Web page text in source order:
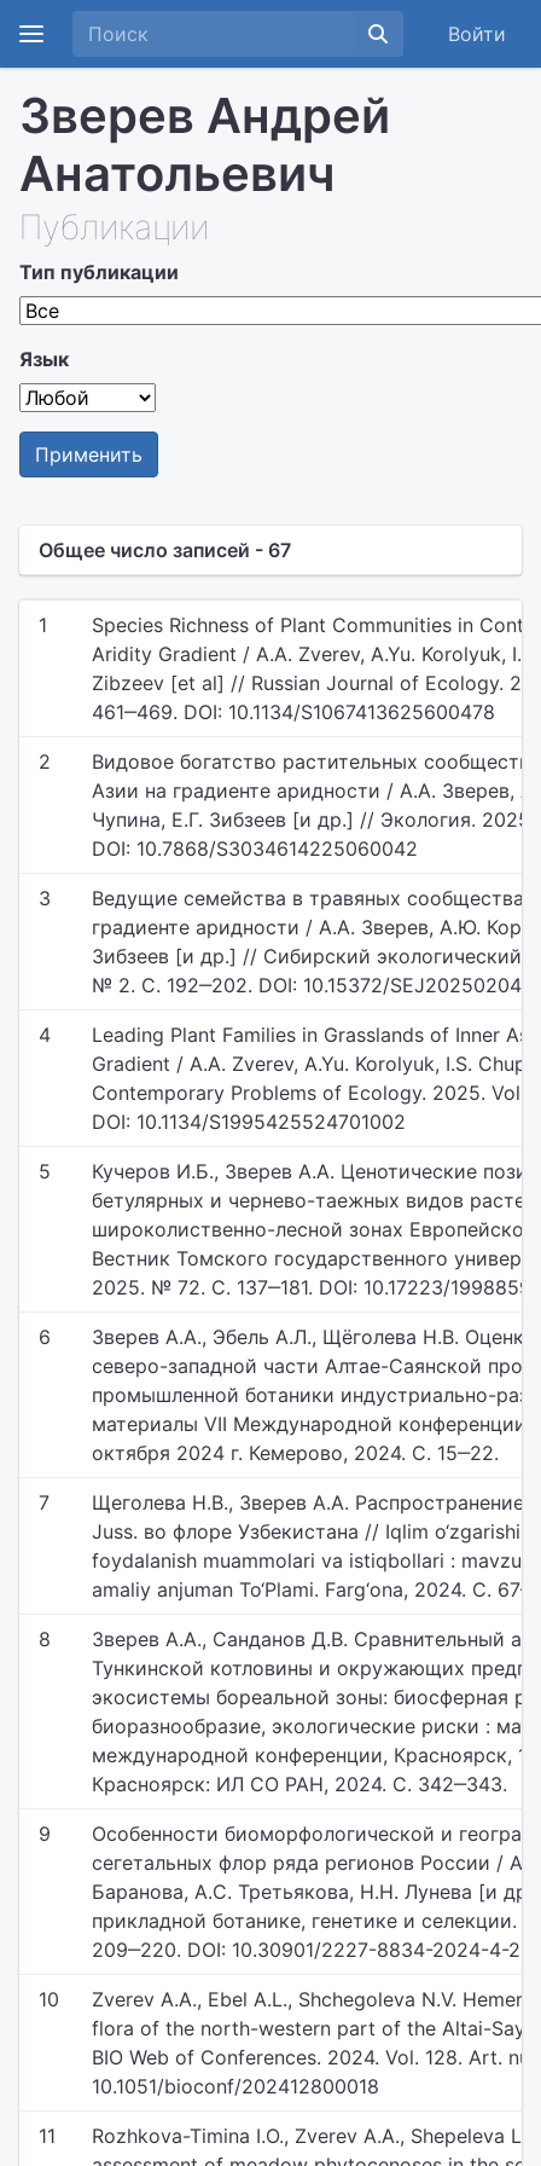
Войти
Зверев Андрей
Анатольевич
Публикации
Тип публикации
Язык
Применить
Общее число записей - 67
1
Species Richness of Plant Communities in
Aridity Gradient / A.A. Zverev, A.Yu. Korolyuk,
Zibzeev [et al] // Russian Journal of Ecology.
461‒469. DOI: 10.1134/S1067413625600478
2
Видовое богатство растительных сообществ
Азии на градиенте аридности / А.А. Зверев,
Чупина, Е.Г. Зибзеев [и др.] // Экология.
DOI: 10.7868/S3034614225060042
3
Ведущие семейства в травяных сообществах
градиенте аридности / А.А. Зверев, А.Ю.
Зибзеев [и др.] // Сибирский экологический
№ 2. С. 192‒202. DOI: 10.15372/SEJ20250204
4
Leading Plant Families in Grasslands of Inner
Gradient / A.A. Zverev, A.Yu. Korolyuk, I.S.
Contemporary Problems of Ecology. 2025. Vol.
DOI: 10.1134/S1995425524701002
5
Кучеров И.Б., Зверев А.А. Ценотические
бетулярных и чернево-таежных видов
широколиственно-лесной зонах
Вестник Томского государственного
2025. № 72. С. 137‒181. DOI: 10.17223/
6
Зверев А.А., Эбель А.Л., Щёголева Н.В.
северо-западной части Алтае-Саянской
промышленной ботаники индустриально-
материалы VII Международной конференции,
октября 2024 г. Кемерово, 2024. С. 15‒22.
7
Щеголева Н.В., Зверев А.А. Распространение
Juss. во флоре Узбекистана // Iqlim o‘zgarishi,
foydalanish muammolari va istiqbollari :
amaliy anjuman To‘Plami. Farg‘ona, 2024. С.
8
Зверев А.А., Санданов Д.В. Сравнительный
Тункинской котловины и окружающих
экосистемы бореальной зоны: биосферная
биоразнообразие, экологические риски :
международной конференции, Красноярск,
Красноярск: ИЛ СО РАН, 2024. С. 342‒343.
9
Особенности биоморфологической и
сегетальных флор ряда регионов России /
Баранова, А.С. Третьякова, Н.Н. Лунева [и
прикладной ботанике, генетике и селекции.
209‒220. DOI: 10.30901/2227-8834-2024-4-
10
Zverev A.A., Ebel A.L., Shchegoleva N.V.
flora of the north-western part of the Altai-
BIO Web of Conferences. 2024. Vol. 128. Art.
10.1051/bioconf/202412800018
11
Rozhkova-Timina I.O., Zverev A.A., Shepeleva